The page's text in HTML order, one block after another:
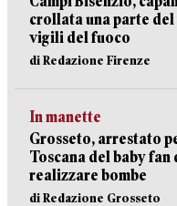
crollata una parte
vigili del fuoco
di Redazione Firenze
In manette
Grosseto, arrestato
Toscana del baby fan
realizzare bombe
di Redazione Grosseto